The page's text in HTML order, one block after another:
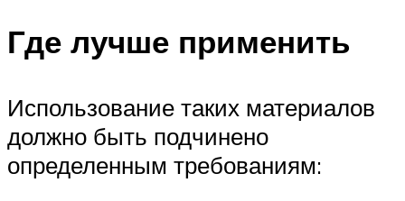
Где лучше применить
Использование таких материалов
должно быть подчинено
определенным требованиям: